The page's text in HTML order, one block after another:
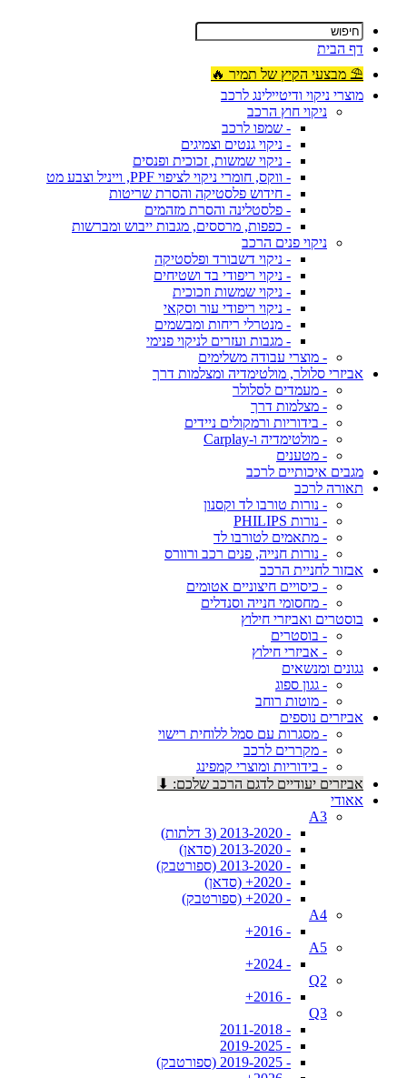
דף הבית
⛱ מבצעי הקיץ של תמיר 🔥
מוצרי ניקוי ודיטיילינג לרכב
ניקוי חוץ הרכב
- שמפו לרכב
- ניקוי גנטים וצמיגים
- ניקוי שמשות, זכוכית ופנסים
- ווקס, חומרי ניקוי לציפוי PPF, וייניל וצבע מט
- חידוש פלסטיקה והסרת שריטות
- פלסטלינה והסרת מזהמים
- כפפות, מרססים, מגבות ייבוש ומברשות
ניקוי פנים הרכב
- ניקוי דשבורד ופלסטיקה
- ניקוי ריפודי בד ושטיחים
- ניקוי שמשות וזכוכית
- ניקוי ריפודי עור וסקאי
- מנטרלי ריחות ומבשמים
- מגבות ועזרים לניקוי פנימי
- מוצרי עבודה משלימים
אביזרי סלולר, מולטימדיה ומצלמות דרך
- מעמדים לסלולר
- מצלמות דרך
- בידוריות ורמקולים ניידים
- מולטימדיה ו-Carplay
- מטענים
מגבים איכותיים לרכב
תאורה לרכב
- נורות טורבו לד וקסנון
- נורות PHILIPS
- מתאמים לטורבו לד
- נורות חנייה, פנים רכב ורוורס
אבזור לחניית הרכב
- כיסויים חיצוניים אטומים
- מחסומי חנייה וסנדלים
בוסטרים ואביזרי חילוץ
- בוסטרים
- אביזרי חילוץ
גגונים ומנשאים
- גגון ספוג
- מוטות רוחב
אביזרים נוספים
- מסגרות עם סמל ללוחית רישוי
- מקררים לרכב
- בידוריות ומוצרי קמפינג
אביזרים יעודיים לדגם הרכב שלכם: ⬇
אאודי
A3
- 2013-2020 (3 דלתות)
- 2013-2020 (סדאן)
- 2013-2020 (ספורטבק)
- 2020+ (סדאן)
- 2020+ (ספורטבק)
A4
- 2016+
A5
- 2024+
Q2
- 2016+
Q3
- 2011-2018
- 2019-2025
- 2019-2025 (ספורטבק)